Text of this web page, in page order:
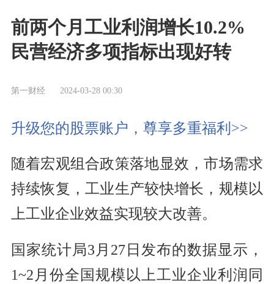
前两个月工业利润增长10.2%
民营经济多项指标出现好转
第一财经 2024-03-28 00:30
升级您的股票账户，尊享多重福利>>
随着宏观组合政策落地显效，市场需求
持续恢复，工业生产较快增长，规模以
上工业企业效益实现较大改善。
国家统计局3月27日发布的数据显示，
1~2月份全国规模以上工业企业利润同